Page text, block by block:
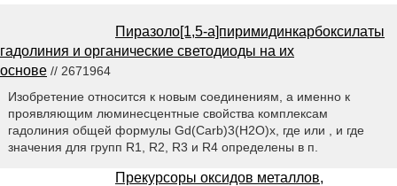
Пиразоло[1,5-а]пиримидинкарбоксилаты
гадолиния и органические светодиоды на их
основе // 2671964
Изобретение относится к новым соединениям, а именно к
проявляющим люминесцентные свойства комплексам
гадолиния общей формулы Gd(Carb)3(H2O)x, где или , и где
значения для групп R1, R2, R3 и R4 определены в п.
Прекурсоры оксидов металлов,